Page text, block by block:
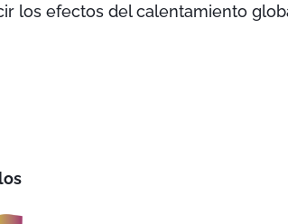
los efectos del calentamiento